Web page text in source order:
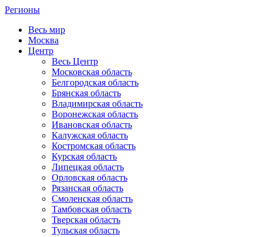
Регионы
Весь мир
Москва
Центр
Весь Центр
Московская область
Белгородская область
Брянская область
Владимирская область
Воронежская область
Ивановская область
Калужская область
Костромская область
Курская область
Липецкая область
Орловская область
Рязанская область
Смоленская область
Тамбовская область
Тверская область
Тульская область